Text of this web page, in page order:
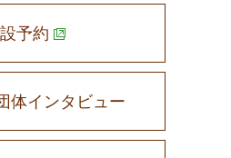
予約
体インタビュー